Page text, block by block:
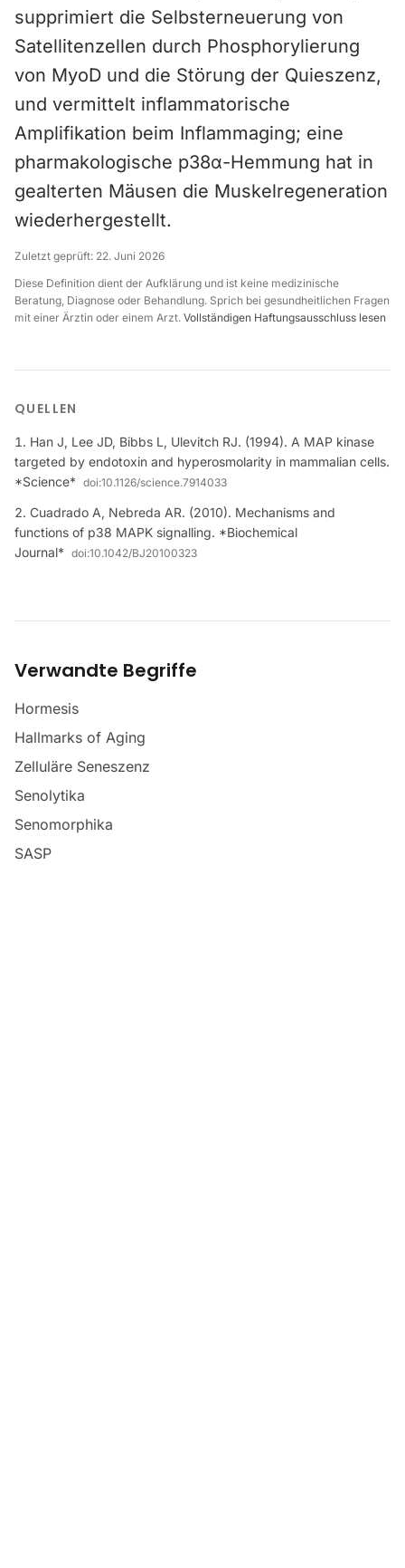
supprimiert die Selbsterneuerung von
Satellitenzellen durch Phosphorylierung
von MyoD und die Störung der Quieszenz,
und vermittelt inflammatorische
Amplifikation beim Inflammaging; eine
pharmakologische p38α-Hemmung hat in
gealterten Mäusen die Muskelregeneration
wiederhergestellt.
Zuletzt geprüft: 22. Juni 2026
Diese Definition dient der Aufklärung und ist keine medizinische
Beratung, Diagnose oder Behandlung. Sprich bei gesundheitlichen Fragen
mit einer Ärztin oder einem Arzt. Vollständigen Haftungsausschluss lesen
QUELLEN
Han J, Lee JD, Bibbs L, Ulevitch RJ. (1994). A MAP kinase
targeted by endotoxin and hyperosmolarity in mammalian cells.
*Science* doi:10.1126/science.7914033
Cuadrado A, Nebreda AR. (2010). Mechanisms and
functions of p38 MAPK signalling. *Biochemical
Journal* doi:10.1042/BJ20100323
Verwandte Begriffe
Hormesis
Hallmarks of Aging
Zelluläre Seneszenz
Senolytika
Senomorphika
SASP